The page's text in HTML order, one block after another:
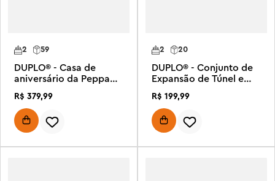
2 59
DUPLO® - Casa de
aniversário da Peppa
R$ 379,99
2 20
DUPLO® - Conjunto de
Expansão de Túnel e
R$ 199,99